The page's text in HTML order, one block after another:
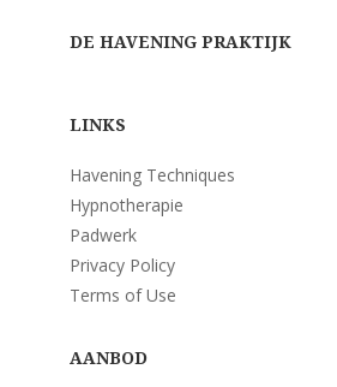
DE HAVENING PRAKTIJK
LINKS
Havening Techniques
Hypnotherapie
Padwerk
Privacy Policy
Terms of Use
AANBOD